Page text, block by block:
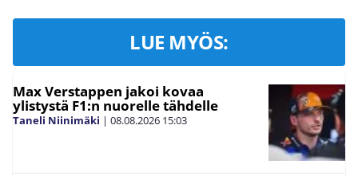
LUE MYÖS:
Max Verstappen jakoi kovaa
ylistystä F1:n nuorelle tähdelle
Taneli Niinimäki | 08.08.2026 15:03